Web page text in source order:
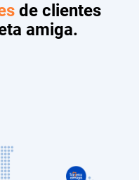
de clientes
amiga.